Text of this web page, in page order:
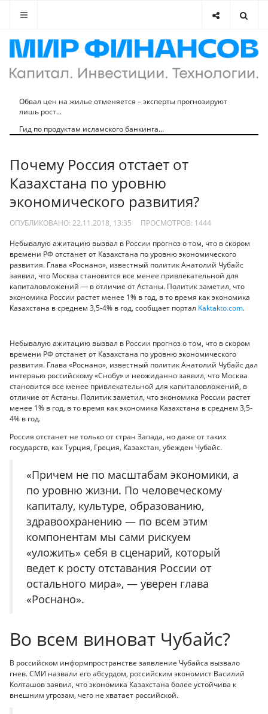
Обвал цен на жилье отменяется – эксперты прогнозируют
лишь рост...
Гид по продуктам исламского банкинга...
Почему Россия отстает от
Казахстана по уровню
экономического развития?
ОПУБЛИКОВАНО: 22.11.2018, 13:35 ПРОСМОТРОВ: 1444
Небывалую ажитацию вызвал в России прогноз о том, что в скором
времени РФ отстанет от Казахстана по уровню экономического
развития. Глава «Роснано», известный политик Анатолий Чубайс
заявил, что Москва становится все менее привлекательной для
капиталовложений — в отличие от Астаны. Политик заметил, что
экономика России растет менее 1% в год, в то время как экономика
Казахстана в среднем 3,5-4% в год, сообщает портал Kaktakto.com.
Небывалую ажитацию вызвал в России прогноз о том, что в скором
времени РФ отстанет от Казахстана по уровню экономического
развития. Глава «Роснано», известный политик Анатолий Чубайс дал
интервью российскому «Снобу» и неожиданно заявил, что Москва
становится все менее привлекательной для капиталовложений, в
отличие от Астаны. Политик заметил, что экономика России растет
менее 1% в год, в то время как экономика Казахстана в среднем 3,5-
4% в год.
Россия отстанет не только от стран Запада, но даже от таких
государств, как Турция, Греция, Казахстан, убежден Чубайс.
«Причем не по масштабам экономики, а
по уровню жизни. По человеческому
капиталу, культуре, образованию,
здравоохранению — по всем этим
компонентам мы сами рискуем
«уложить» себя в сценарий, который
ведет к росту отставания России от
остального мира», — уверен глава
«Роснано».
Во всем виноват Чубайс?
В российском информпространстве заявление Чубайса вызвало
гнев. СМИ назвали его абсурдом, российским экономист Василий
Колташов заявил, что экономика Казахстана более устойчива к
внешним угрозам, чего не хватает российской.